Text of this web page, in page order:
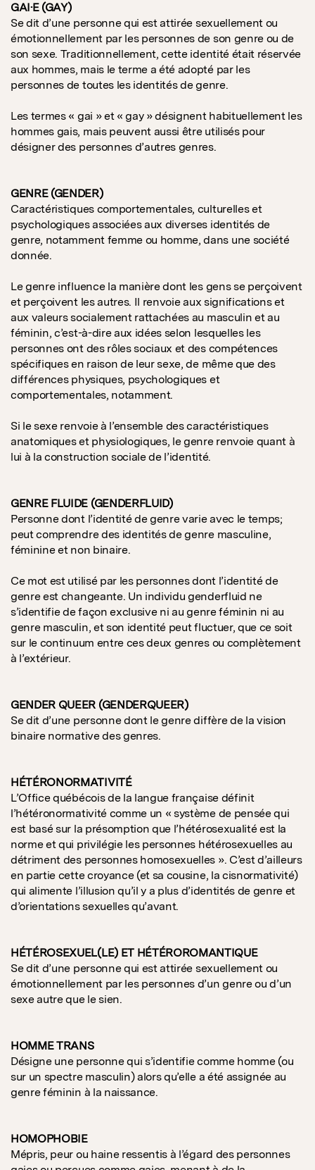
GAI·E (GAY)
Se dit d’une personne qui est attirée sexuellement ou
émotionnellement par les personnes de son genre ou de
son sexe. Traditionnellement, cette identité était réservée
aux hommes, mais le terme a été adopté par les
personnes de toutes les identités de genre.
Les termes « gai » et « gay » désignent habituellement les
hommes gais, mais peuvent aussi être utilisés pour
désigner des personnes d’autres genres.
GENRE (GENDER)
Caractéristiques comportementales, culturelles et
psychologiques associées aux diverses identités de
genre, notamment femme ou homme, dans une société
donnée.
Le genre influence la manière dont les gens se perçoivent
et perçoivent les autres. Il renvoie aux significations et
aux valeurs socialement rattachées au masculin et au
féminin, c’est-à-dire aux idées selon lesquelles les
personnes ont des rôles sociaux et des compétences
spécifiques en raison de leur sexe, de même que des
différences physiques, psychologiques et
comportementales, notamment.
Si le sexe renvoie à l’ensemble des caractéristiques
anatomiques et physiologiques, le genre renvoie quant à
lui à la construction sociale de l’identité.
GENRE FLUIDE (GENDERFLUID)
Personne dont l’identité de genre varie avec le temps;
peut comprendre des identités de genre masculine,
féminine et non binaire.
Ce mot est utilisé par les personnes dont l’identité de
genre est changeante. Un individu genderfluid ne
s’identifie de façon exclusive ni au genre féminin ni au
genre masculin, et son identité peut fluctuer, que ce soit
sur le continuum entre ces deux genres ou complètement
à l’extérieur.
GENDER QUEER (GENDERQUEER)
Se dit d’une personne dont le genre diffère de la vision
binaire normative des genres.
HÉTÉRONORMATIVITÉ
L’Office québécois de la langue française définit
l’hétéronormativité comme un « système de pensée qui
est basé sur la présomption que l’hétérosexualité est la
norme et qui privilégie les personnes hétérosexuelles au
détriment des personnes homosexuelles ». C’est d’ailleurs
en partie cette croyance (et sa cousine, la cisnormativité)
qui alimente l’illusion qu’il y a plus d’identités de genre et
d’orientations sexuelles qu’avant.
HÉTÉROSEXUEL(LE) ET HÉTÉROROMANTIQUE
Se dit d’une personne qui est attirée sexuellement ou
émotionnellement par les personnes d’un genre ou d’un
sexe autre que le sien.
HOMME TRANS
Désigne une personne qui s’identifie comme homme (ou
sur un spectre masculin) alors qu’elle a été assignée au
genre féminin à la naissance.
HOMOPHOBIE
Mépris, peur ou haine ressentis à l’égard des personnes